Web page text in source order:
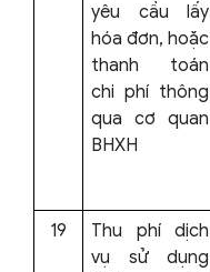
yêu cầu lấy
hóa đơn, hoặc
thanh toán
chi phí thông
qua cơ quan
BHXH
19
Thu phí dịch
vụ sử dụng